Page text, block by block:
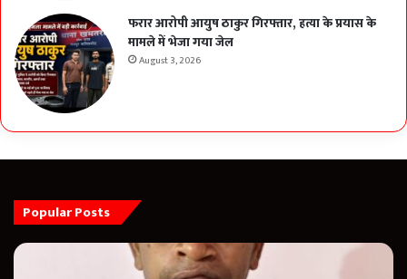
फरार आरोपी आयुष ठाकुर गिरफ्तार, हत्या के प्रयास के
मामले में भेजा गया जेल
August 3, 2026
Popular Posts